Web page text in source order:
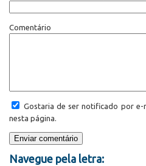
Comentário
Gostaria de ser notificado por
nesta página.
Navegue pela letra: